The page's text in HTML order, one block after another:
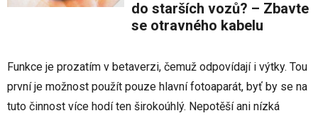
do starších vozů? – Zbavte
se otravného kabelu
Funkce je prozatím v betaverzi, čemuž odpovídají i výtky. Tou
první je možnost použít pouze hlavní fotoaparát, byť by se na
tuto činnost více hodí ten širokoúhlý. Nepotěší ani nízká